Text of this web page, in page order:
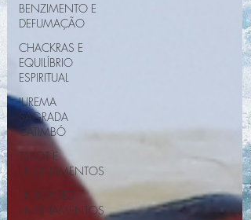
BENZIMENTO E
DEFUMAÇÃO
CHACKRAS E
EQUILÍBRIO
ESPIRITUAL
JUREMA
SAGRADA
CATIMBÓ
TAROT E
ENSINAMENTOS
ENTIDADES
ENSINAMENTOS